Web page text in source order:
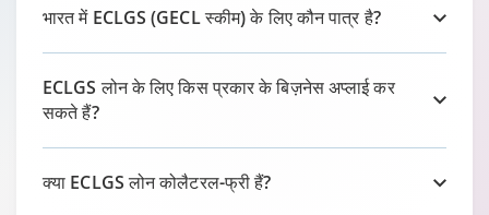
भारत में ECLGS (GECL स्कीम) के लिए कौन पात्र है?
ECLGS लोन के लिए किस प्रकार के बिज़नेस अप्लाई कर
सकते हैं?
क्या ECLGS लोन कोलैटरल-फ्री हैं?